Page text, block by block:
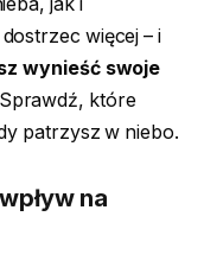
więcej – i
wynieść swoje
które
patrzysz w niebo.
na